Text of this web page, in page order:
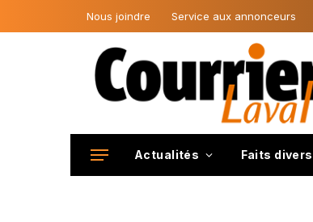
Nous joindre Service aux annonceurs
Actualités Faits divers